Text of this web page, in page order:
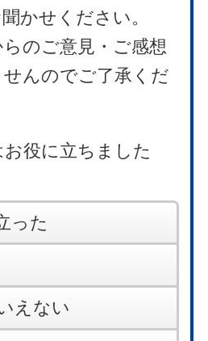
かせください。
のご意見・ご感想
んのでご了承くだ
役に立ちました
った
えない